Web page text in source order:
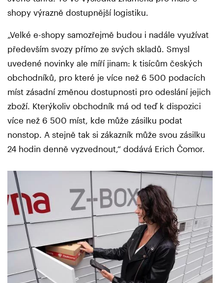
shopy výrazně dostupnější logistiku.
„Velké e-shopy samozřejmě budou i nadále využívat
především svozy přímo ze svých skladů. Smysl
uvedené novinky ale míří jinam: k tisícům českých
obchodníků, pro které je více než 6 500 podacích
míst zásadní změnou dostupnosti pro odeslání jejich
zboží. Kterýkoliv obchodník má od teď k dispozici
více než 6 500 míst, kde může zásilku podat
nonstop. A stejně tak si zákazník může svou zásilku
24 hodin denně vyzvednout,“ dodává Erich Čomor.